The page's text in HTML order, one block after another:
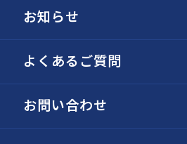
お知らせ
よくあるご質問
お問い合わせ